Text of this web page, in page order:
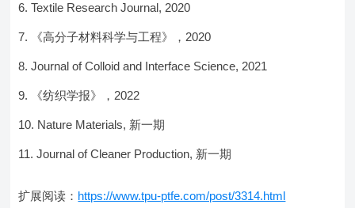
Textile Research Journal, 2020
《高分子材料科学与工程》，2020
Journal of Colloid and Interface Science, 2021
《纺织学报》，2022
Nature Materials, 新一期
Journal of Cleaner Production, 新一期
扩展阅读： https://www.tpu-ptfe.com/post/3314.html